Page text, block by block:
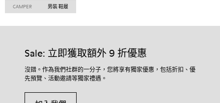
CAMPER 男裝 鞋履
Sale: 立即獲取額外 9 折優惠
沒錯。作為我們社群的一分子，您將享有獨家優惠，包括折扣、優
先預覽、活動邀請等獨家禮遇。